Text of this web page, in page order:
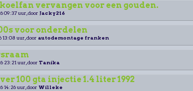
vervangen voor een gouden.
09:37 uur, door Jacky216
voor onderdelen
13:08 uur, door autodemontage franken
23:21 uur, door Tanika
100 gta injectie 1.4 liter 1992
14:26 uur, door Willeke